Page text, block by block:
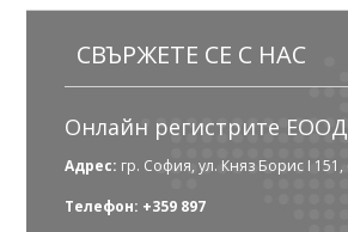
СВЪРЖЕТЕ СЕ С НАС
Онлайн регистрите ЕООД
Адрес: гр. София, ул. Княз Борис I 151,
Телефон: +359 897